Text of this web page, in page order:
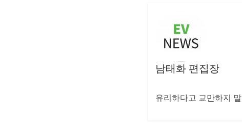
남태화 편집장
유리하다고 교만하지